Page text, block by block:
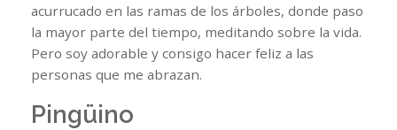
acurrucado en las ramas de los árboles, donde paso
la mayor parte del tiempo, meditando sobre la vida.
Pero soy adorable y consigo hacer feliz a las
personas que me abrazan.
Pingüino